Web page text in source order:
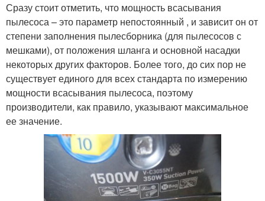
Сразу стоит отметить, что мощность всасывания
пылесоса – это параметр непостоянный , и зависит он от
степени заполнения пылесборника (для пылесосов с
мешками), от положения шланга и основной насадки
некоторых других факторов. Более того, до сих пор не
существует единого для всех стандарта по измерению
мощности всасывания пылесоса, поэтому
производители, как правило, указывают максимальное
ее значение.